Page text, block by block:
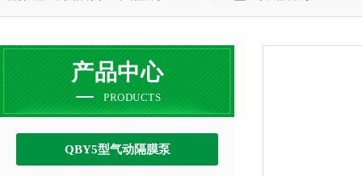
产品中心
PRODUCTS
QBY5型气动隔膜泵